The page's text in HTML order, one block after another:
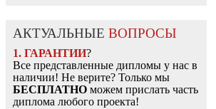
АКТУАЛЬНЫЕ ВОПРОСЫ
1. ГАРАНТИИ?
Все представленные дипломы у нас в
наличии! Не верите? Только мы
БЕСПЛАТНО можем прислать часть
диплома любого проекта!